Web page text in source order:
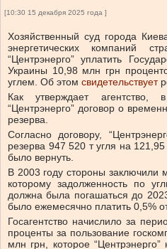
[10:30 15 декабря 2025 года ]
Хозяйственный суд города
энергетических компаний
“Центрэнерго” уплатить
Украины 10,98 млн грн
углем. Об этом свидетельствует
Как утверждает
“Центрэнерго” договор о
резерва.
Согласно договору,
резерва 947 520 т угля на
было вернуть.
В 2003 году стороны заключили
которому задолженность по
должна была погашаться до
было ежемесячно платить 0,5%
Госагентство начислило за
проценты за пользование
млн грн, которое